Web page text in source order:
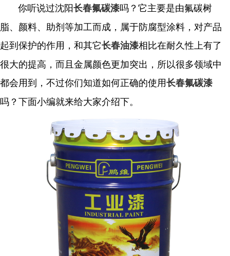
你听说过沈阳长春氟碳漆吗？它主要是由氟碳树
脂、颜料、助剂等加工而成，属于防腐型涂料，对产品
起到保护的作用，和其它长春油漆相比在耐久性上有了
很大的提高，而且金属颜色更加突出，所以很多领域中
都会用到，不过你们知道如何正确的使用长春氟碳漆
吗？下面小编就来给大家介绍下。